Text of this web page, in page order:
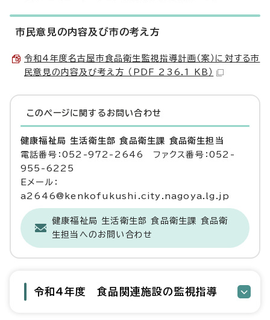
市民意見の内容及び市の考え方
令和4年度名古屋市食品衛生監視指導計画（案）に対する市
民意見の内容及び考え方 （PDF 236.1 KB）
このページに関する お問い合わせ
健康福祉局 生活衛生部 食品衛生課 食品衛生担当
電話番号：052-972-2646 ファクス番号：052-
955-6225
Eメール：
a2646@kenkofukushi.city.nagoya.lg.jp
健康福祉局 生活衛生部 食品衛生課 食品衛
生担当へのお問い合わせ
令和4年度 食品関連施設の監視指導